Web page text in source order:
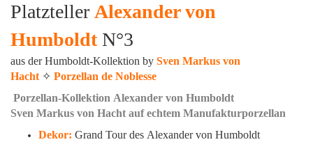
Platzteller Alexander von
HumboldtN°3
aus der Humboldt-Kollektion by Sven Markus von
Hacht ✧ Porzellan de Noblesse
Porzellan-Kollektion Alexander von Humboldt
Sven Markus von Hacht auf echtem Manufakturporzellan
Dekor: Grand Tour des Alexander von Humboldt